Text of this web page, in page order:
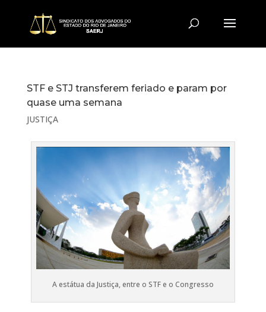
STF e STJ transferem feriado e param por
quase uma semana
JUSTIÇA
A estátua da Justiça, entre o STF e o Congresso